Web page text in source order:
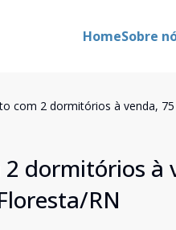
HomeSobre
com 2 dormitórios à venda,
dormitórios à
RN